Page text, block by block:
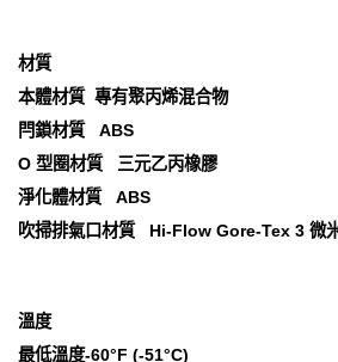
材質
本體材質 專有聚丙烯混合物
閂鎖材質 ABS
O 型圈材質 三元乙丙橡膠
淨化體材質 ABS
吹掃排氣口材質 Hi-Flow Gore-Tex 3 微
溫度
最低溫度-60°F (-51°C)